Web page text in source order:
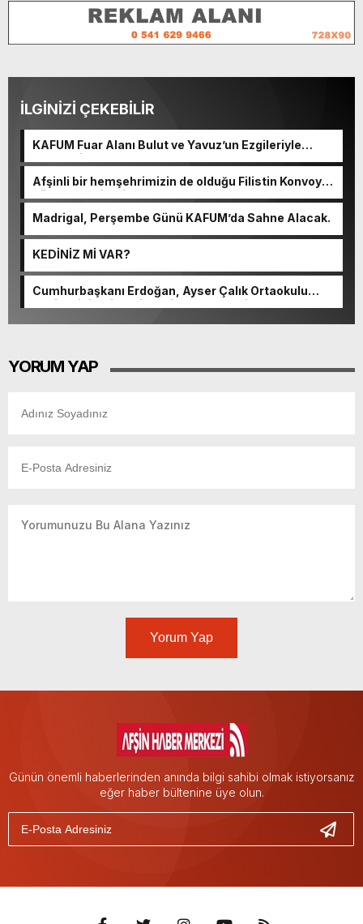
İLGİNİZİ ÇEKEBİLİR
KAFUM Fuar Alanı Bulut ve Yavuz’un Ezgileriyle
Şenlendi.
Afşinli bir hemşehrimizin de olduğu Filistin Konvoyu,
güçlenerek ilerliyor.
Madrigal, Perşembe Günü KAFUM’da Sahne Alacak.
KEDİNİZ Mİ VAR?
Cumhurbaşkanı Erdoğan, Ayser Çalık Ortaokulu
Şehitlerinin Aileleriyle Bir Araya Geldi.
YORUM YAP
Yorum Yap
Günün önemli haberlerinden anında bilgi sahibi olmak istiyorsanız
eğer haber bültenine üye olun.